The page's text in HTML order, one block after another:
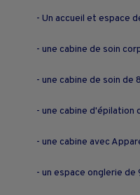
- Un accueil et espace
- une cabine de soin
- une cabine de soin de
- une cabine d'épilation
- une cabine avec
- un espace onglerie de